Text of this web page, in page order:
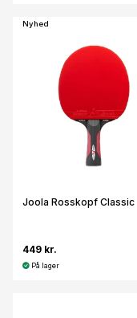
Nyhed
Joola Rosskopf Classic
449 kr.
På lager